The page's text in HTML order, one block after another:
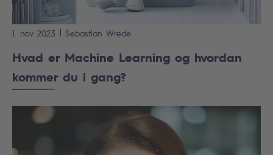
1. nov 2023 | Sebastian Wrede
Hvad er Machine Learning og hvordan
kommer du i gang?